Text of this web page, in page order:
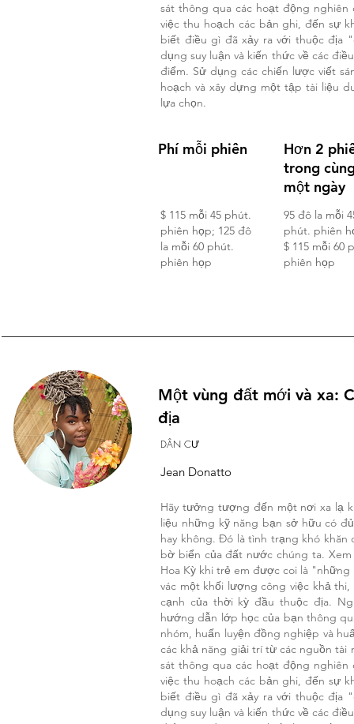
sát thông qua các hoạt động
việc thu hoạch các bản ghi, đến sự
biết điều gì đã xảy ra với thuộc địa
dụng suy luận và kiến thức về các
điểm. Sử dụng các chiến lược viết
hoạch và xây dựng một tập tài liệu
lựa chọn.
Phí mỗi phiên
$ 115 mỗi 45 phút.
phiên họp; 125 đô
la mỗi 60 phút.
phiên họp
Hơn 2
trong
một ngày
95 đô la mỗi
phút. phiên
$ 115 mỗi 60
phiên họp
Một vùng đất mới và xa:
địa
DÂN CƯ
Jean Donatto
Hãy tưởng tượng đến một nơi xa lạ
liệu những kỹ năng bạn sở hữu có
hay không. Đó là tình trạng khó
bờ biển của đất nước chúng ta.
Hoa Kỳ khi trẻ em được coi là
vác một khối lượng công việc khả
cạnh của thời kỳ đầu thuộc địa.
hướng dẫn lớp học của bạn thông
nhóm, huấn luyện đồng nghiệp và
các khả năng giải trí từ các nguồn tài
sát thông qua các hoạt động
việc thu hoạch các bản ghi, đến sự
biết điều gì đã xảy ra với thuộc địa
dụng suy luận và kiến thức về các